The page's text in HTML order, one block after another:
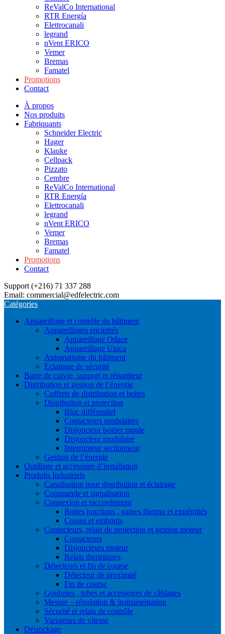
ReValCo International
RTR Energía
Elettrocanali
legrand
nVent ERICO
Vemer
Bremas
Famatel
Promotions
Contact
À propos
Nos produits
Fabriquants
Schneider Electric
Hager
Klauke
Cellpack
Pizzato
Cembre
ReValCo International
RTR Energía
Elettrocanali
legrand
nVent ERICO
Vemer
Bremas
Famatel
Promotions
Contact
Support (+216) 71 337 288
Email: commercial@edfelectric.com
Catégories
Appareillage et contrôle du bâtiment
Appareillages encastrés
Appareillage Odace
Appareillage Unica
Automatisme du bâtiment
Eclairage de sécurité
Barre de cuivre, support et répartiteur
Distribution et gestion de l’énergie
Coffrets de distribution et boites
Distribution et protection
Bloc différentiel
Contacteurs modulaires
Disjoncteur boitier moule
Disjoncteur modulaire
Interrupteur sectionneur
Gestion de l’énergie
Outillage et accessoire d’installation
Produits Industriels
Canalisation pour distribution et éclairage
Commande et signalisation
Connexion et raccordement
Boites jonctions , gaines thermo et extrémités
Cosses et embouts
Contacteurs, relais de protection et gestion moteur
Contacteurs
Disjoncteurs moteur
Relais thermiques
Détecteurs et fin de course
Détecteur de proximité
Fin de course
Goulottes , tubes et accessoires de câblages
Mesure – régulation & instrumentation
Sécurité et relais de contrôle
Variateurs de vitesse
Déstockage